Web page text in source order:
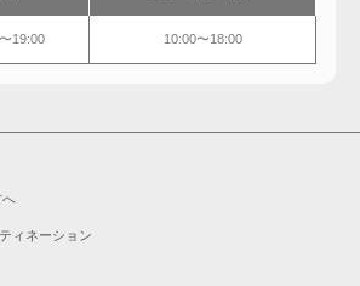
19:00 10:00〜18:00
へ
ィネーション